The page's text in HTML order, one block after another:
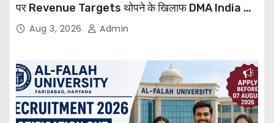
पर Revenue Targets थोपने के खिलाफ DMA India का
बड़ा कदम, NHRC से Suo Motu जांच की मांग
Aug 3, 2026 Admin